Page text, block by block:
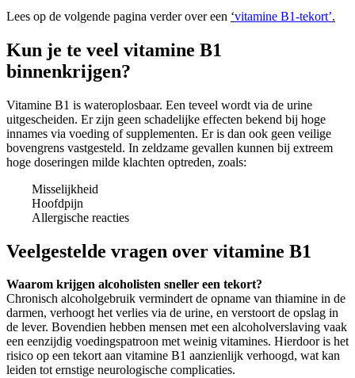
Lees op de volgende pagina verder over een ‘vitamine B1-tekort’.
Kun je te veel vitamine B1
binnenkrijgen?
Vitamine B1 is wateroplosbaar. Een teveel wordt via de urine
uitgescheiden. Er zijn geen schadelijke effecten bekend bij hoge
innames via voeding of supplementen. Er is dan ook geen veilige
bovengrens vastgesteld. In zeldzame gevallen kunnen bij extreem
hoge doseringen milde klachten optreden, zoals:
Misselijkheid
Hoofdpijn
Allergische reacties
Veelgestelde vragen over vitamine B1
Waarom krijgen alcoholisten sneller een tekort?
Chronisch alcoholgebruik vermindert de opname van thiamine in de
darmen, verhoogt het verlies via de urine, en verstoort de opslag in
de lever. Bovendien hebben mensen met een alcoholverslaving vaak
een eenzijdig voedingspatroon met weinig vitamines. Hierdoor is het
risico op een tekort aan vitamine B1 aanzienlijk verhoogd, wat kan
leiden tot ernstige neurologische complicaties.